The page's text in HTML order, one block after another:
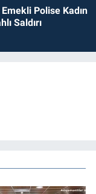
Polise Kadın
Saldırı